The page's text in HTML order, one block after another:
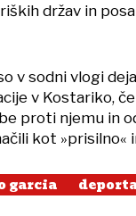
držav in
v sodni vlogi
v Kostariko,
proti njemu in
kot »prisilno«
garcia